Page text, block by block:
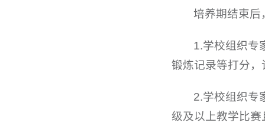
培养期结束后
1.学校组织专
锻炼记录等打分
2.学校组织专
级及以上教学比